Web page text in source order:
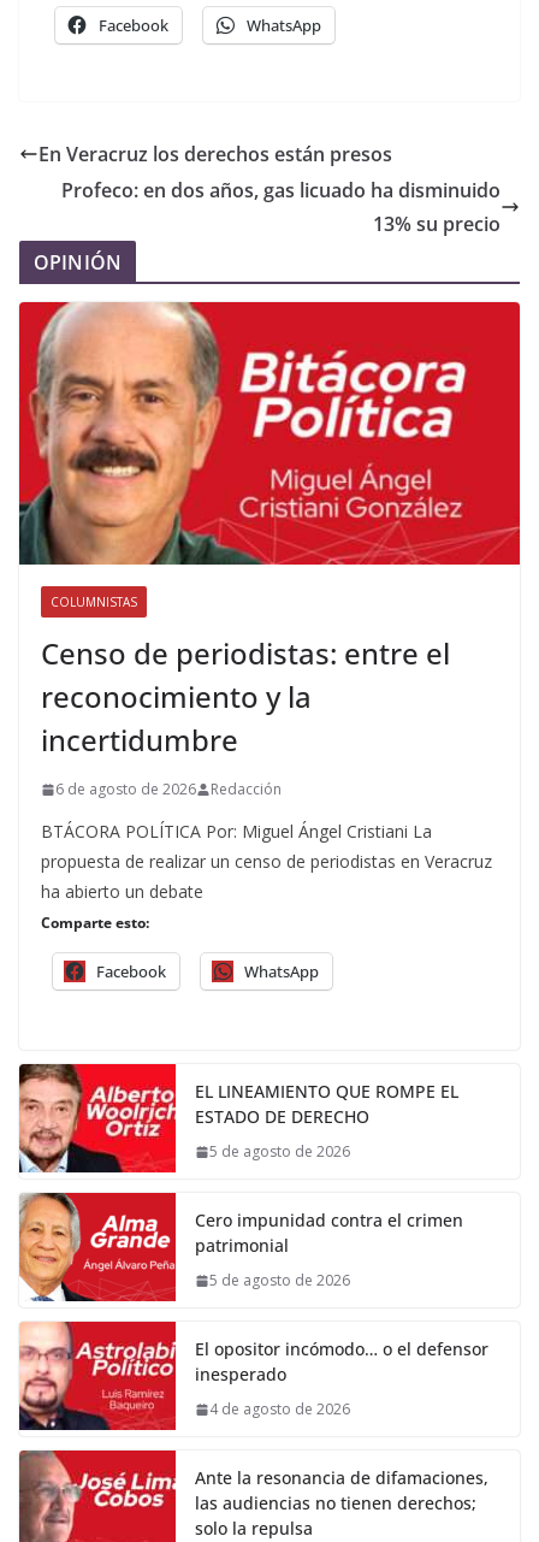
Facebook WhatsApp
En Veracruz los derechos están presos
Profeco: en dos años, gas licuado ha disminuido
13% su precio
OPINIÓN
COLUMNISTAS
Censo de periodistas: entre el
reconocimiento y la
incertidumbre
6 de agosto de 2026 Redacción
BTÁCORA POLÍTICA Por: Miguel Ángel Cristiani La
propuesta de realizar un censo de periodistas en Veracruz
ha abierto un debate
Comparte esto:
Facebook WhatsApp
EL LINEAMIENTO QUE ROMPE EL
ESTADO DE DERECHO
5 de agosto de 2026
Cero impunidad contra el crimen
patrimonial
5 de agosto de 2026
El opositor incómodo… o el defensor
inesperado
4 de agosto de 2026
Ante la resonancia de difamaciones,
las audiencias no tienen derechos;
solo la repulsa